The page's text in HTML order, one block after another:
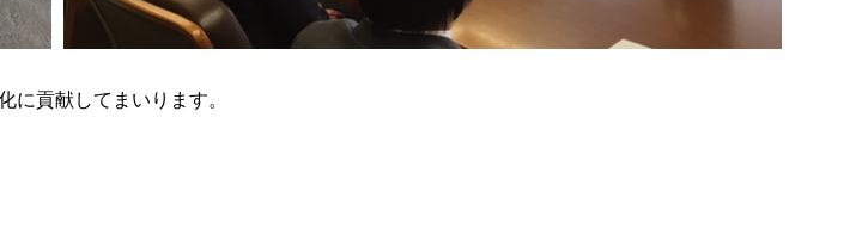
に貢献してまいります。